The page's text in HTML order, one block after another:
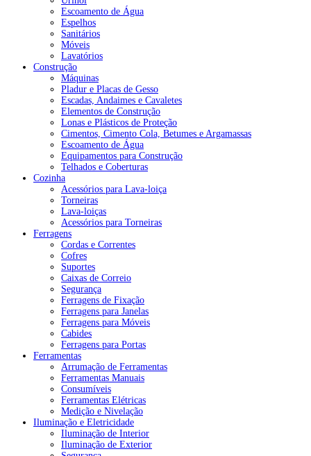
Escoamento de Água
Espelhos
Sanitários
Móveis
Lavatórios
Construção
Máquinas
Pladur e Placas de Gesso
Escadas, Andaimes e Cavaletes
Elementos de Construção
Lonas e Plásticos de Proteção
Cimentos, Cimento Cola, Betumes e Argamassas
Escoamento de Água
Equipamentos para Construção
Telhados e Coberturas
Cozinha
Acessórios para Lava-loiça
Torneiras
Lava-loiças
Acessórios para Torneiras
Ferragens
Cordas e Correntes
Cofres
Suportes
Caixas de Correio
Segurança
Ferragens de Fixação
Ferragens para Janelas
Ferragens para Móveis
Cabides
Ferragens para Portas
Ferramentas
Arrumação de Ferramentas
Ferramentas Manuais
Consumíveis
Ferramentas Elétricas
Medição e Nivelação
Iluminação e Eletricidade
Iluminação de Interior
Iluminação de Exterior